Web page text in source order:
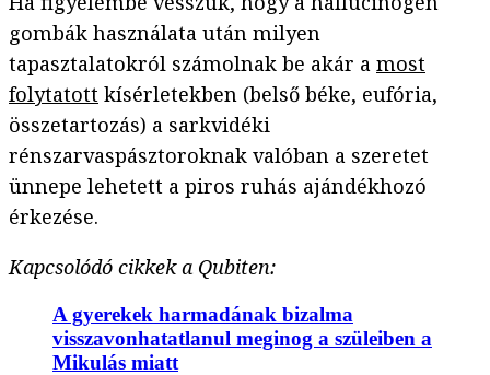
gombák használata után milyen
tapasztalatokról számolnak be akár a most
folytatott kísérletekben (belső béke, eufória,
összetartozás) a sarkvidéki
rénszarvaspásztoroknak valóban a szeretet
ünnepe lehetett a piros ruhás ajándékhozó
érkezése.
Kapcsolódó cikkek a Qubiten:
A gyerekek harmadának bizalma
visszavonhatatlanul meginog a szüleiben a
Mikulás miatt